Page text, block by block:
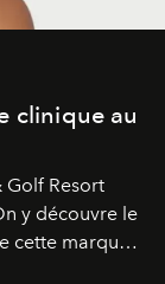
clinique au
Golf Resort
y découvre le
cette marque
plastique